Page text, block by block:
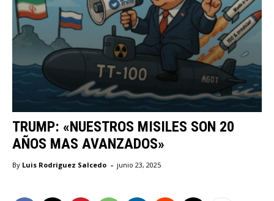
TRUMP: «NUESTROS MISILES SON 20
AÑOS MAS AVANZADOS»
By Luis Rodriguez Salcedo - junio 23, 2025